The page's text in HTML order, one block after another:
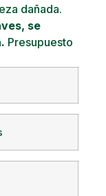
dañada.
se
Presupuesto